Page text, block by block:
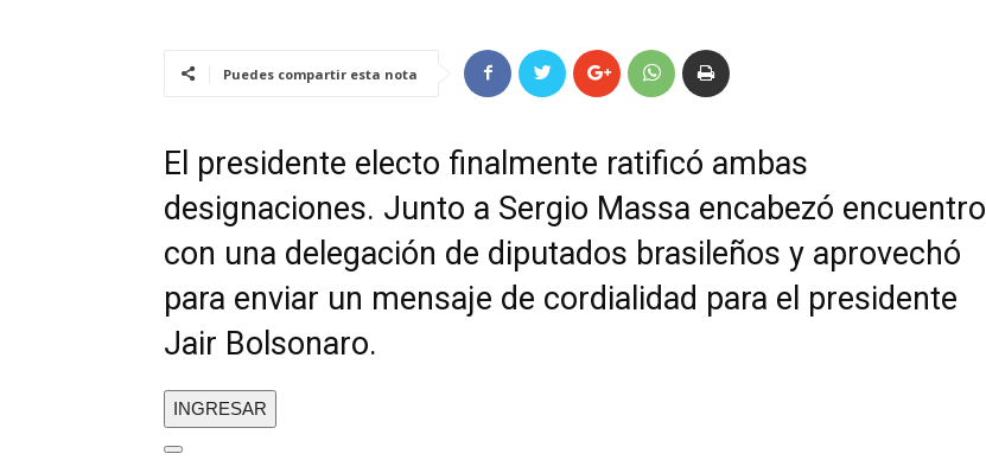
Puedes compartir esta nota
El presidente electo finalmente ratificó ambas
designaciones. Junto a Sergio Massa encabezó encuentro
con una delegación de diputados brasileños y aprovechó
para enviar un mensaje de cordialidad para el presidente
Jair Bolsonaro.
INGRESAR